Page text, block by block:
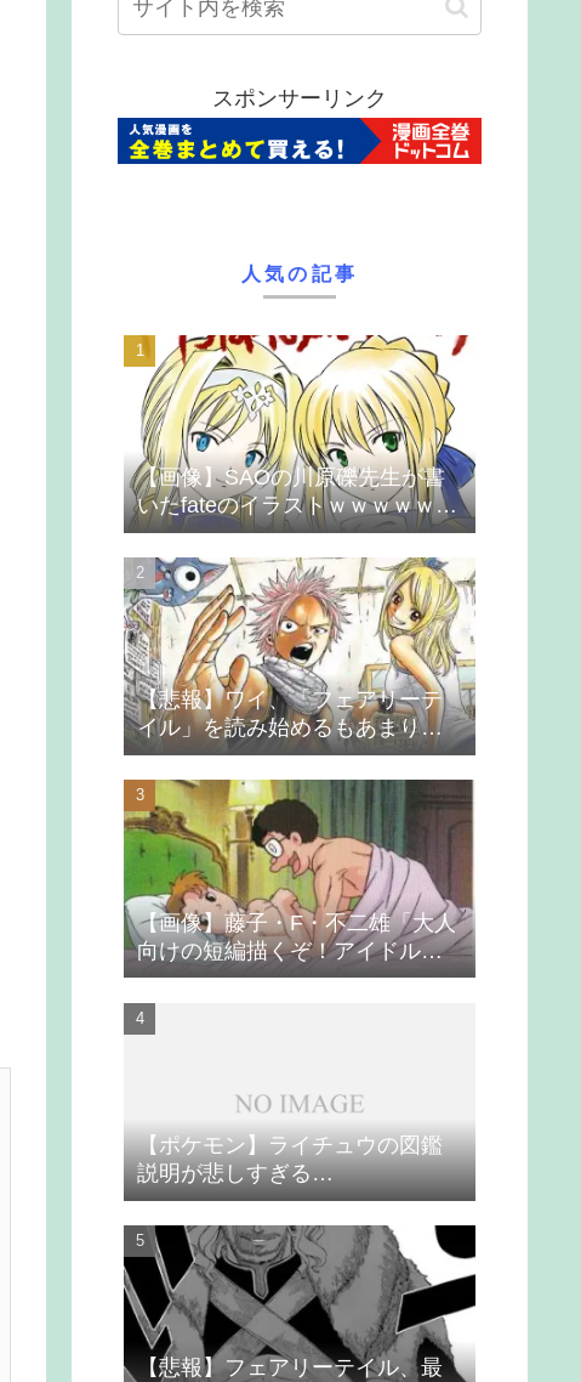
スポンサーリンク
人気の記事
【画像】SAOの川原礫先生が書
いたfateのイラストｗｗｗｗｗｗ
ｗｗｗ
【悲報】ワイ、「フェアリーテ
イル」を読み始めるもあまりの
つまらなさに挫折する
【画像】藤子・F・不二雄「大人
向けの短編描くぞ！アイドルが
無理やり抱かれるシーン入れ
よ」
【ポケモン】ライチュウの図鑑
説明が悲しすぎる…
【悲報】フェアリーテイル、最